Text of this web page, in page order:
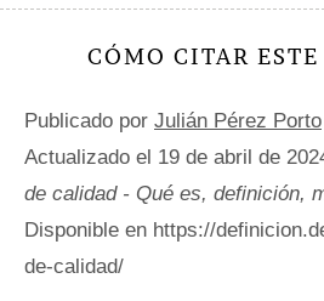
CÓMO CITAR
Publicado por Julián Pérez Porto
Actualizado el 19 de abril de
de calidad - Qué es, definición,
Disponible en https://
de-calidad/